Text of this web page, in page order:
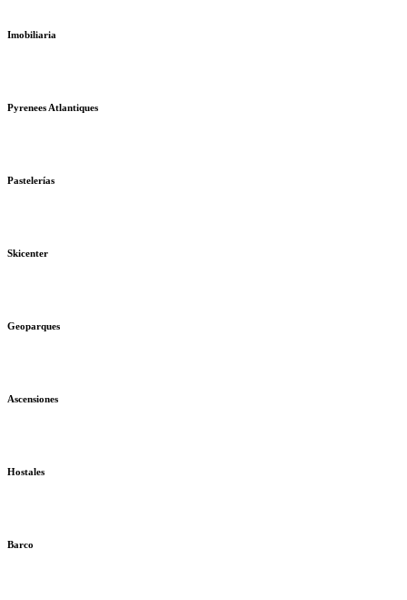
Imobiliaria
Pyrenees Atlantiques
Pastelerías
Skicenter
Geoparques
Ascensiones
Hostales
Barco